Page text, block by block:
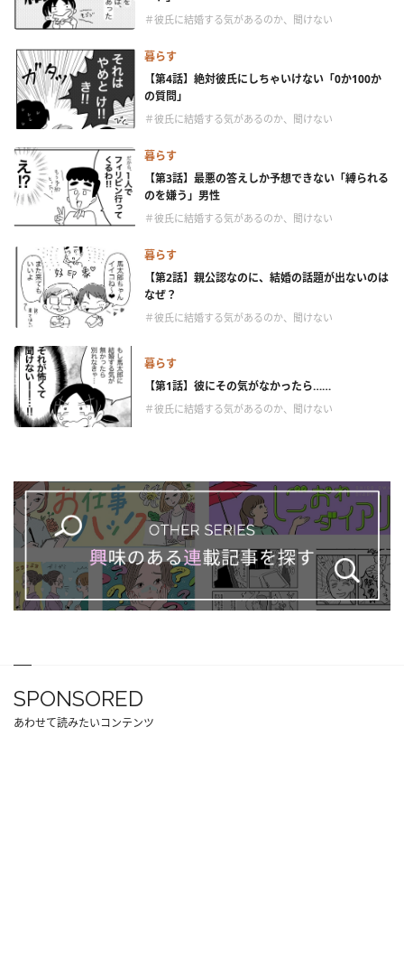
＃彼氏に結婚する気があるのか、聞けない
暮らす
【第4話】絶対彼氏にしちゃいけない「0か100か
の質問」
＃彼氏に結婚する気があるのか、聞けない
暮らす
【第3話】最悪の答えしか予想できない「縛られる
のを嫌う」男性
＃彼氏に結婚する気があるのか、聞けない
暮らす
【第2話】親公認なのに、結婚の話題が出ないのは
なぜ？
＃彼氏に結婚する気があるのか、聞けない
暮らす
【第1話】彼にその気がなかったら……
＃彼氏に結婚する気があるのか、聞けない
SPONSORED
あわせて読みたいコンテンツ